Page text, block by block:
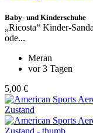
Baby- und Kinderschuhe
„Ricosta“ Kinder-
ode...
Meran
vor 3 Tagen
5,00 €